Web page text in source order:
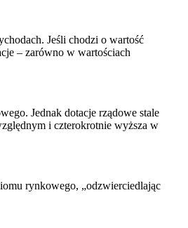
Jeśli chodzi o wartość
– zarówno w wartościach
Jednak dotacje rządowe stale
i czterokrotnie wyższa w
rynkowego, „odzwierciedlając